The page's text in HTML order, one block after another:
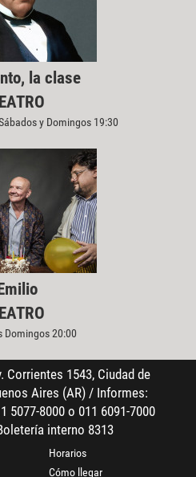
la clase
y Domingos 19:30
Domingos 20:00
Corrientes 1543, Ciudad de
Aires (AR) / Informes:
5077-8000 o 011 6091-7000
interno 8313
Horarios
Cómo llegar